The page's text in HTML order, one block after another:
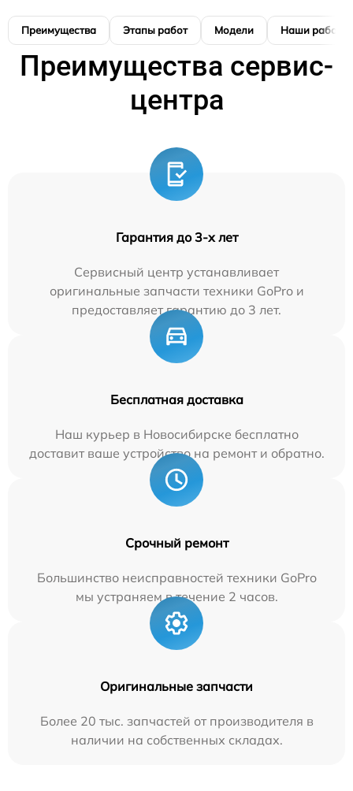
Преимущества Этапы работ Модели Наши работы
Преимущества сервис-
центра
Гарантия до 3-х лет
Сервисный центр устанавливает
оригинальные запчасти техники GoPro и
предоставляет гарантию до 3 лет.
Бесплатная доставка
Наш курьер в Новосибирске бесплатно
доставит ваше устройство на ремонт и обратно.
Срочный ремонт
Большинство неисправностей техники GoPro
мы устраняем в течение 2 часов.
Оригинальные запчасти
Более 20 тыс. запчастей от производителя в
наличии на собственных складах.